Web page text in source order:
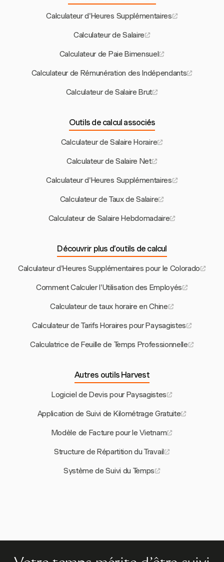
Calculateur d'Heures Supplémentaires
Calculateur de Salaire
Calculateur de Paie Bimensuel
Calculateur de Rémunération des Indépendants
Calculateur de Salaire Brut
Outils de calcul associés
Calculateur de Salaire Horaire
Calculateur de Salaire Net
Calculateur d'Heures Supplémentaires
Calculateur de Taux de Salaire
Calculateur de Salaire Hebdomadaire
Découvrir plus d’outils de calcul
Calculateur d'Heures Supplémentaires pour le Colorado
Comment Calculer l'Utilisation des Employés
Calculateur de taux horaire en Chine
Calculateur de Tarifs Horaires pour Paysagistes
Calculatrice de Feuille de Temps Professionnelle
Autres outils Harvest
Logiciel de Devis pour Paysagistes
Application de Suivi de Kilométrage Gratuite
Modèle de Facture pour le Vietnam
Structure de Répartition du Travail
Système de Suivi du Temps